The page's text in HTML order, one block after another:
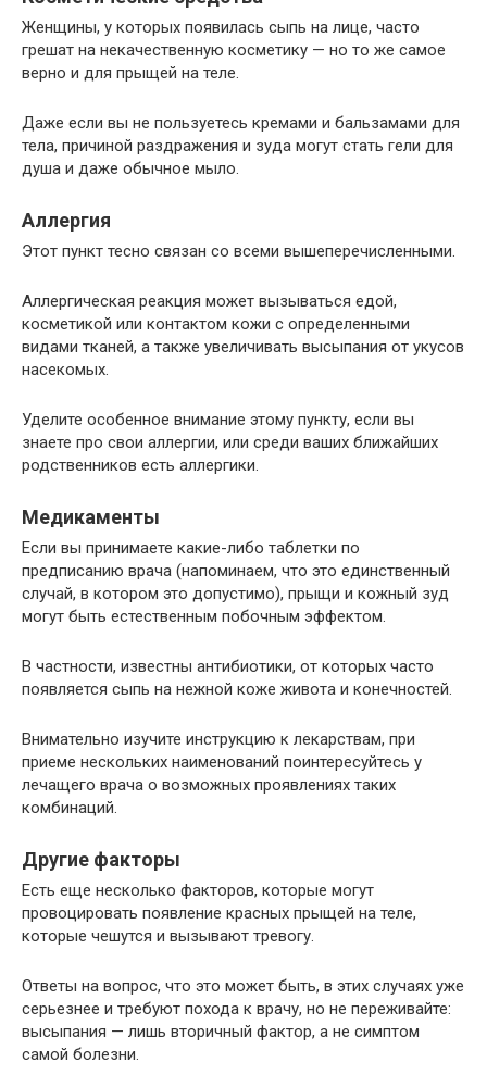
Женщины, у которых появилась сыпь на лице, часто
грешат на некачественную косметику — но то же самое
верно и для прыщей на теле.
Даже если вы не пользуетесь кремами и бальзамами для
тела, причиной раздражения и зуда могут стать гели для
душа и даже обычное мыло.
Аллергия
Этот пункт тесно связан со всеми вышеперечисленными.
Аллергическая реакция может вызываться едой,
косметикой или контактом кожи с определенными
видами тканей, а также увеличивать высыпания от укусов
насекомых.
Уделите особенное внимание этому пункту, если вы
знаете про свои аллергии, или среди ваших ближайших
родственников есть аллергики.
Медикаменты
Если вы принимаете какие-либо таблетки по
предписанию врача (напоминаем, что это единственный
случай, в котором это допустимо), прыщи и кожный зуд
могут быть естественным побочным эффектом.
В частности, известны антибиотики, от которых часто
появляется сыпь на нежной коже живота и конечностей.
Внимательно изучите инструкцию к лекарствам, при
приеме нескольких наименований поинтересуйтесь у
лечащего врача о возможных проявлениях таких
комбинаций.
Другие факторы
Есть еще несколько факторов, которые могут
провоцировать появление красных прыщей на теле,
которые чешутся и вызывают тревогу.
Ответы на вопрос, что это может быть, в этих случаях уже
серьезнее и требуют похода к врачу, но не переживайте:
высыпания — лишь вторичный фактор, а не симптом
самой болезни.